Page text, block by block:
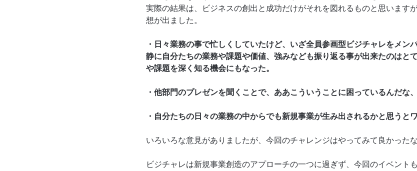
実際の結果は、ビジネスの創出と成功だけがそれを図れるものと思います
想が出ました。
・日々業務の事で忙しくしていたけど、いざ全員参画型ビジチャレをメン
静に自分たちの業務や課題や価値、強みなども振り返る事が出来たのはと
や課題を深く知る機会にもなった。
・他部門のプレゼンを聞くことで、ああこういうことに困っているんだな
・自分たちの日々の業務の中からでも新規事業が生み出されるかと思うと
いろいろな意見がありましたが、今回のチャレンジはやってみて良かった
ビジチャレは新規事業創造のアプローチの一つに過ぎず、今回のイベント